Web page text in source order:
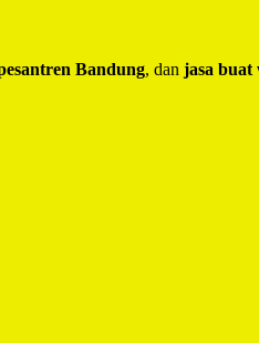
Bandung, dan jasa buat